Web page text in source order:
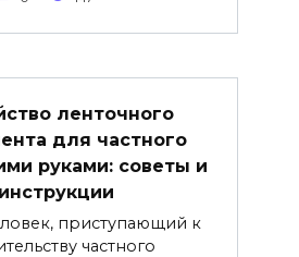
ленточного
для частного
руками: советы и
инструкции
приступающий к
частного